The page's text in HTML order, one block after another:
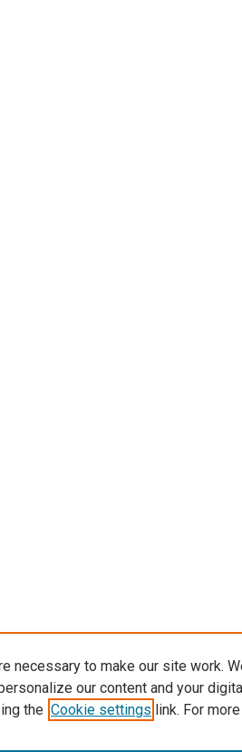
necessary to make our site work.
our content and your
the Cookie settings link. For